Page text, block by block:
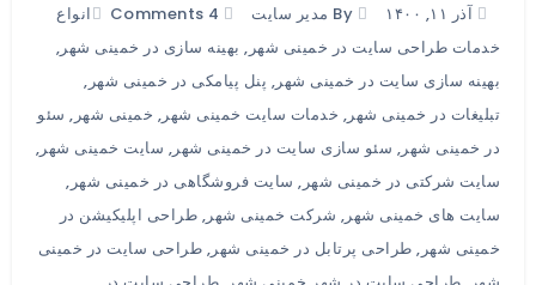
آذر ۱۱, ۱۴۰۰ By مدیر سایت 4 Comments
انواع
خدمات طراحی سایت در خمینی شهر , بهینه سازی در خمینی شهر ,
بهینه سازی سایت در خمینی شهر , پنل پیامکی در خمینی شهر ,
تبلیغات در خمینی شهر , خدمات سایت خمینی شهر , خمینی شهر , سئو
در خمینی شهر , سئو سازی سایت در خمینی شهر , سایت خمینی شهر ,
سایت شرکتی در خمینی شهر , سایت فروشگاهی در خمینی شهر ,
سایت های خمینی شهر , شرکت خمینی شهر , طراحی اپلیکیشن در
خمینی شهر , طراحی پرتابل در خمینی شهر , طراحی سایت در خمینی